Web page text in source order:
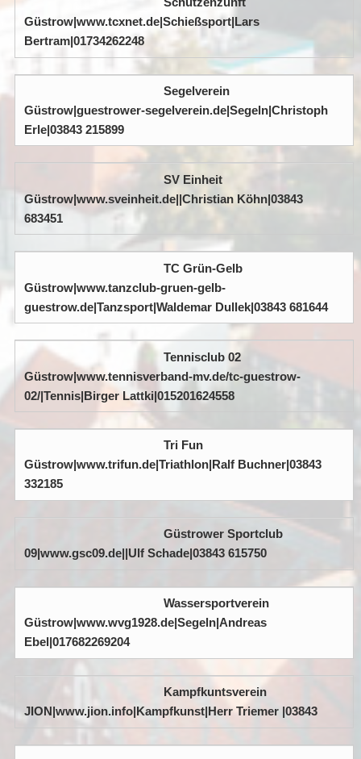
Güstrow|www.tcxnet.de|Schießsport|Lars
Bertram|01734262248
Segelverein
Güstrow|guestrower-segelverein.de|Segeln|Christoph
Erle|03843 215899
SV Einheit
Güstrow|www.sveinheit.de||Christian Köhn|03843
683451
TC Grün-Gelb
Güstrow|www.tanzclub-gruen-gelb-
guestrow.de|Tanzsport|Waldemar Dullek|03843 681644
Tennisclub 02
Güstrow|www.tennisverband-mv.de/tc-guestrow-
02/|Tennis|Birger Lattki|015201624558
Tri Fun
Güstrow|www.trifun.de|Triathlon|Ralf Buchner|03843
332185
Güstrower Sportclub
09|www.gsc09.de||Ulf Schade|03843 615750
Wassersportverein
Güstrow|www.wvg1928.de|Segeln|Andreas
Ebel|017682269204
Kampfkuntsverein
JION|www.jion.info|Kampfkunst|Herr Triemer |03843